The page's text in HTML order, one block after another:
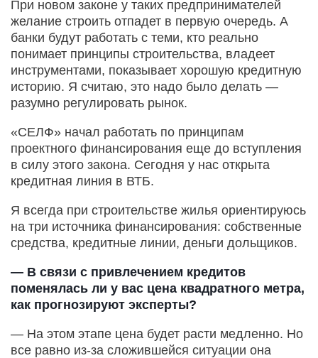
При новом законе у таких предпринимателей
желание строить отпадет в первую очередь. А
банки будут работать с теми, кто реально
понимает принципы строи­тельства, владеет
инструментами, показывает хорошую кредитную
историю. Я считаю, это надо было делать —
разумно регулировать рынок.
«СЕЛФ» начал работать по принципам
проектного финансирования еще до вступления
в силу этого закона. Сегодня у нас открыта
кредитная линия в ВТБ.
Я всегда при строительстве жилья ориентируюсь
на три источника финансирования: собственные
средства, кредитные линии, деньги дольщиков.
— В связи с привлечением кредитов
поменялась ли у вас цена квадратного метра,
как прогнозируют эксперты?
— На этом этапе цена будет расти медленно. Но
все равно из-за сложившейся ситуации она